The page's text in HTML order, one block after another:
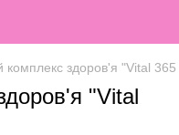
здоров'я "Vital
"Vital